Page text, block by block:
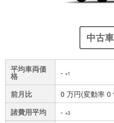
中古
平均車両価
格 - ※1
前月比
0 万円(変動率 0
諸費用平均
- ※3